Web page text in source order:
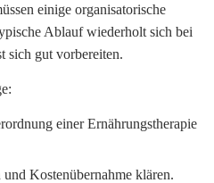
einige organisatorische
Ablauf wiederholt sich bei
sich gut vorbereiten.
einer Ernährungstherapie
Kostenübernahme klären.